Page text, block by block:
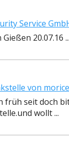
Service
20.07.16 ...
von
früh seit doch
wollt ...